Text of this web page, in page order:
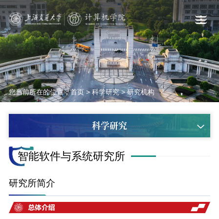
您当前所在的位置：首页>科学研究>研究机构
科学研究
智能软件与系统研究所
研究所简介